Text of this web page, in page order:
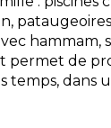
hammam,
permet de
temps, dans